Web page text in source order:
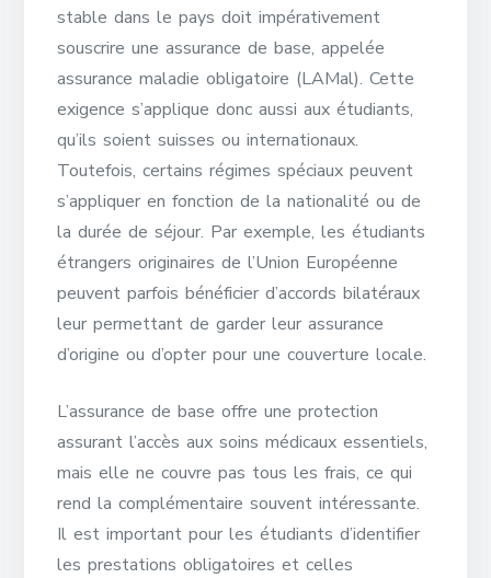
stable dans le pays doit impérativement
souscrire une assurance de base, appelée
assurance maladie obligatoire (LAMal). Cette
exigence s’applique donc aussi aux étudiants,
qu’ils soient suisses ou internationaux.
Toutefois, certains régimes spéciaux peuvent
s’appliquer en fonction de la nationalité ou de
la durée de séjour. Par exemple, les étudiants
étrangers originaires de l’Union Européenne
peuvent parfois bénéficier d’accords bilatéraux
leur permettant de garder leur assurance
d’origine ou d’opter pour une couverture locale.
L’assurance de base offre une protection
assurant l’accès aux soins médicaux essentiels,
mais elle ne couvre pas tous les frais, ce qui
rend la complémentaire souvent intéressante.
Il est important pour les étudiants d’identifier
les prestations obligatoires et celles